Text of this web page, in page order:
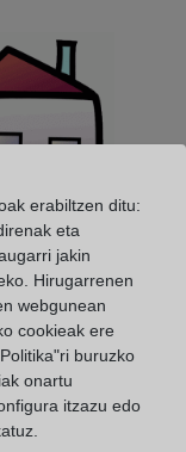
ordenanzas
erabiltzen ditu:
eta
jakin
Hirugarrenen
webgunean
cookieak ere
buruzko
onartu
itzazu edo